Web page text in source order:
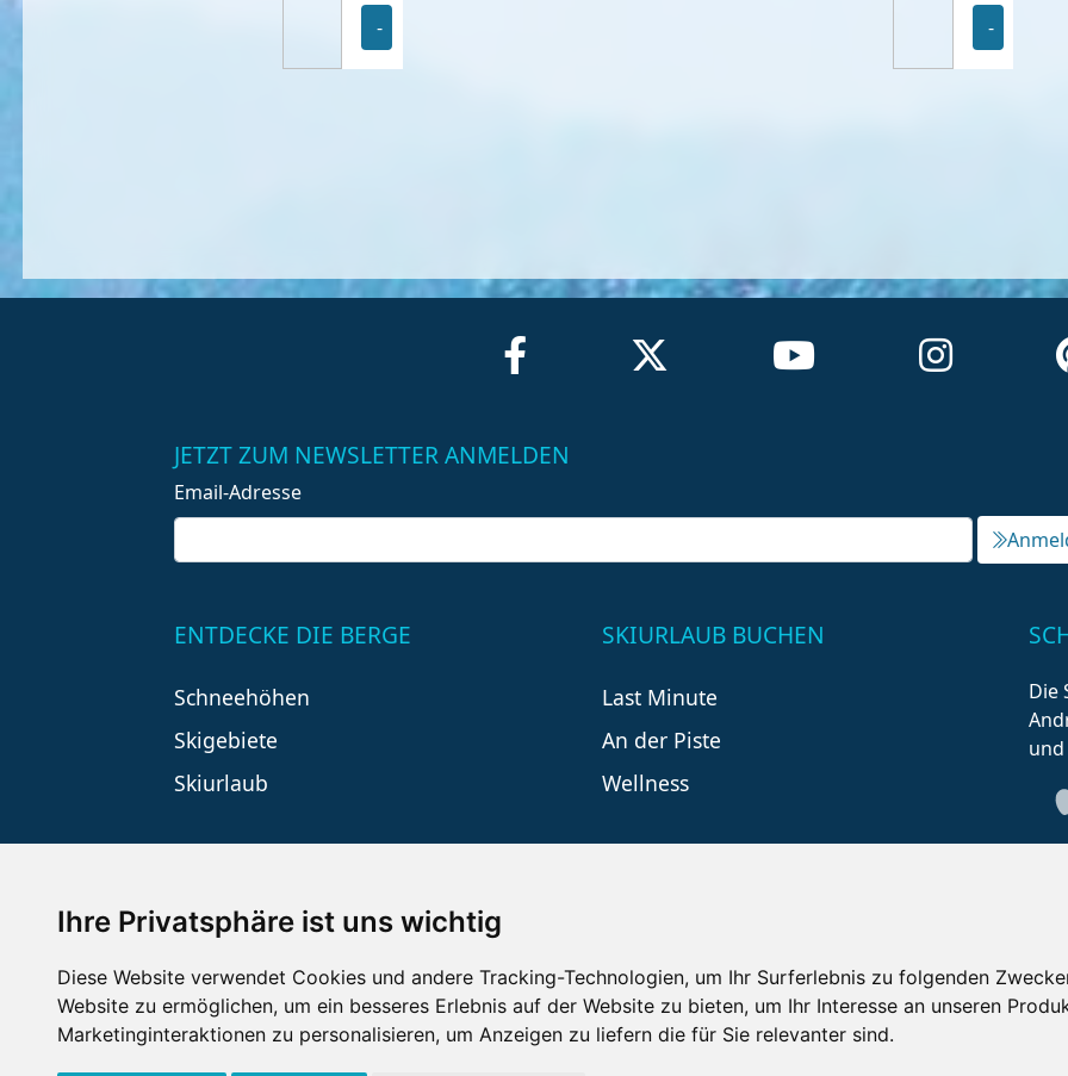
Ihre Privatsphäre ist uns wichtig
Diese Website verwendet Cookies und andere Tracking-Technologien, um Ihr Surferlebnis zu folgenden
Website zu ermöglichen, um ein besseres Erlebnis auf der Website zu bieten, um Ihr Interesse an unseren
Marketinginteraktionen zu personalisieren, um Anzeigen zu liefern die für Sie relevanter sind.
- -
JETZT ZUM NEWSLETTER ANMELDEN
Email-Adresse
ENTDECKE DIE BERGE
Schneehöhen
Skigebiete
Skiurlaub
SKIURLAUB BUCHEN
Last Minute
An der Piste
Wellness
Die
Impressum Datenschutz Nutzungsbedingungen Kontakt Partner Portale